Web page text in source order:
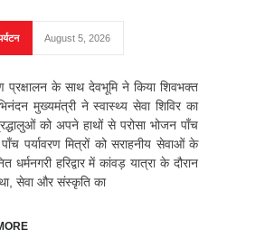
August 5, 2026
प्रक्षालन के साथ देवभूमि ने किया शिवभक्त
मुख्यमंत्री ने स्वास्थ्य सेवा शिविर का
को अपने हाथों से परोसा भोजन पाँच
पाँच पर्यावरण मित्रों को सराहनीय सेवाओं के
धर्मनगरी हरिद्वार में कांवड़ यात्रा के दौरान
सेवा और संस्कृति का